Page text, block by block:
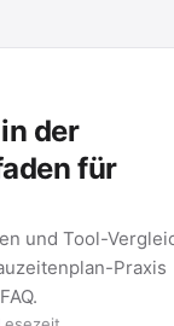
der
für
und Tool-
Praxis